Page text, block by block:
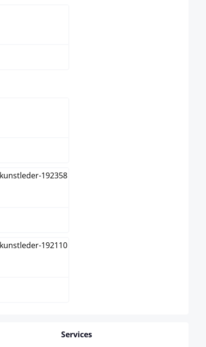
Services